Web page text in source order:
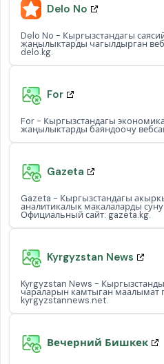
Delo No
Delo No - Кыргызстандагы
жаңылыктарды чагылдырган
delo.kg.
For
For - Кыргызстандагы
жаңылыктарды баяндоочу
Gazeta
Gazeta - Кыргызстандагы
аналитикалык макалаларды
Официальный сайт: gazeta.kg.
Kyrgyzstan News
Kyrgyzstan News -
чараларын камтыган маалымат
kyrgyzstannews.net.
Вечерний Бишкек